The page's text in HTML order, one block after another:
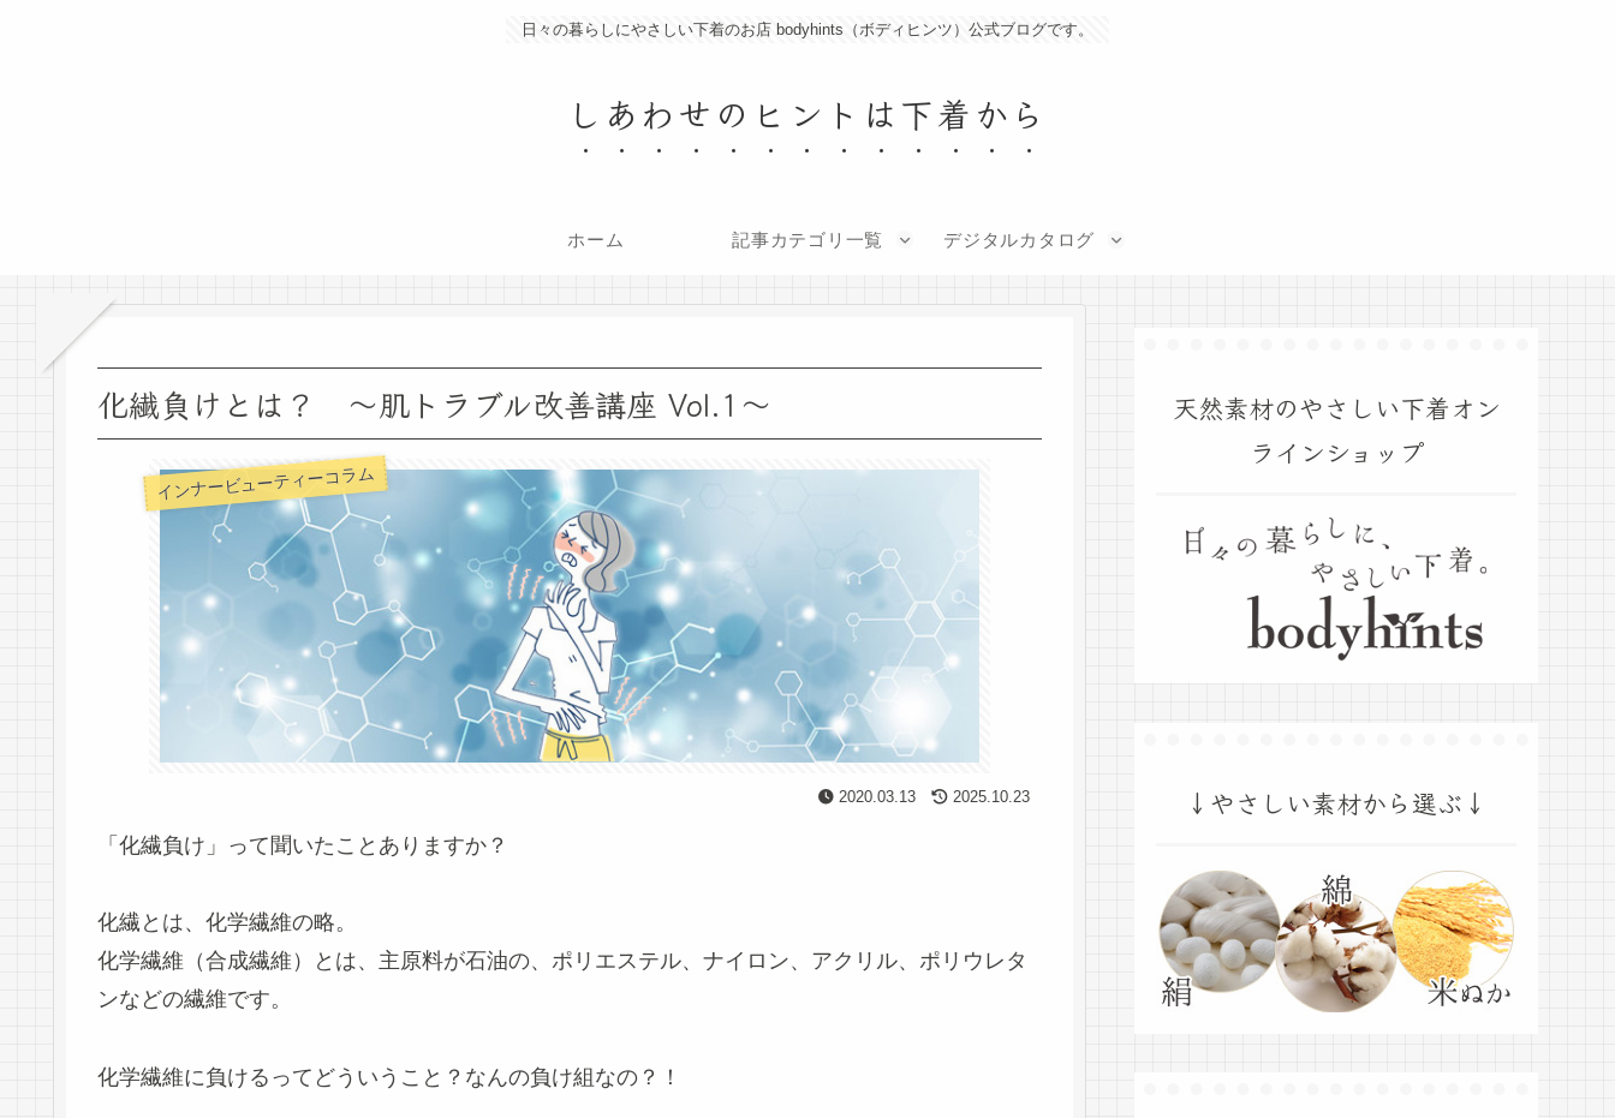
日々の暮らしにやさしい下着のお店 bodyhints（ボディヒンツ）公式ブログです。
しあわせのヒントは下着から
ホーム 記事カテゴリ一覧 デジタルカタログ
化繊負けとは？ ～肌トラブル改善講座 Vol.1～
インナービューティーコラム
2020.03.13 2025.10.23
「化繊負け」って聞いたことありますか？
化繊とは、化学繊維の略。
化学繊維（合成繊維）とは、主原料が石油の、ポリエステル、ナイロン、アクリル、ポリウレタ
ンなどの繊維です。
化学繊維に負けるってどういうこと？なんの負け組なの？！
天然素材のやさしい下着オン
ラインショップ
↓やさしい素材から選ぶ↓